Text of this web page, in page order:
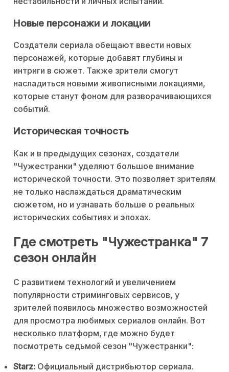
Новые персонажи и локации
Создатели сериала обещают ввести новых
персонажей, которые добавят глубины и
интриги в сюжет. Также зрители смогут
насладиться новыми живописными локациями,
которые станут фоном для разворачивающихся
событий.
Историческая точность
Как и в предыдущих сезонах, создатели
"Чужестранки" уделяют большое внимание
исторической точности. Это позволяет зрителям
не только наслаждаться драматическим
сюжетом, но и узнавать больше о реальных
исторических событиях и эпохах.
Где смотреть "Чужестранка" 7
сезон онлайн
С развитием технологий и увеличением
популярности стриминговых сервисов, у
зрителей появилось множество возможностей
для просмотра любимых сериалов онлайн. Вот
несколько платформ, где можно будет
посмотреть седьмой сезон "Чужестранки":
Starz: Официальный дистрибьютор сериала.